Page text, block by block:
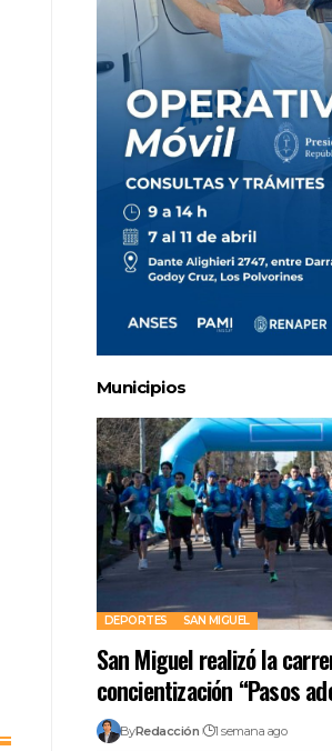
Municipios
DEPORTES SAN MIGUEL
San Miguel realizó la
concientización “Pasos
ByRedacción 1 semana ago